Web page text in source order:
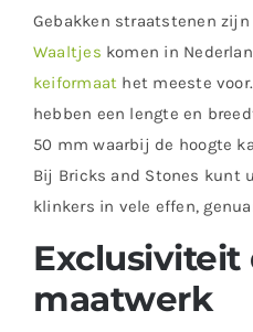
Gebakken straatstenen
Waaltjes komen in
keiformaat het meeste
hebben een lengte en
50 mm waarbij de hoogte
Bij Bricks and Stones kunt
klinkers in vele effen,
Exclusiviteit
maatwerk